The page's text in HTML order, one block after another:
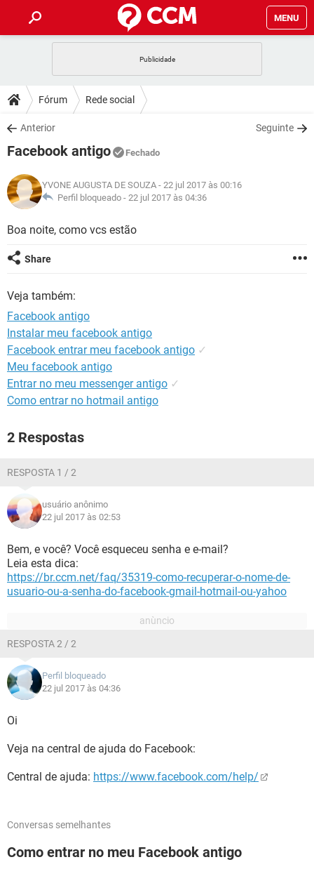
MENU
CELULAR
OUTLOOK
INSTAGRAM
GUIA DE COMPRAS
DICAS
JOGOS
INSTAGRAM GMAIL
GUIA DE COMPRAS
DOWNLOADS
JOGOS
CELULAR
OUTLOOK EXCEL
INSTAGRAM
JOGOS WHATSAPP
CELULAR
OUTLOOK
INSTAGRAM
GLOSSÁRIO
INSTAGRAM
GUIA DE COMPRAS
Fórum Rede social
Anterior Seguinte
Facebook antigo Fechado
YVONE AUGUSTA DE SOUZA - 22 jul 2017 às 00:16
Perfil bloqueado - 22 jul 2017 às 04:36
Boa noite, como vcs estão
Share
Veja também:
Facebook antigo
Instalar meu facebook antigo
Facebook entrar meu facebook antigo ✓
Meu facebook antigo
Entrar no meu messenger antigo ✓
Como entrar no hotmail antigo
2 Respostas
RESPOSTA 1 / 2
usuário anônimo
22 jul 2017 às 02:53
Bem, e você? Você esqueceu senha e e-mail?
Leia esta dica:
https://br.ccm.net/faq/35319-como-recuperar-o-nome-de-
usuario-ou-a-senha-do-facebook-gmail-hotmail-ou-yahoo
RESPOSTA 2 / 2
Perfil bloqueado
22 jul 2017 às 04:36
Oi
Veja na central de ajuda do Facebook:
Central de ajuda: https://www.facebook.com/help/
Conversas semelhantes
Como entrar no meu Facebook antigo